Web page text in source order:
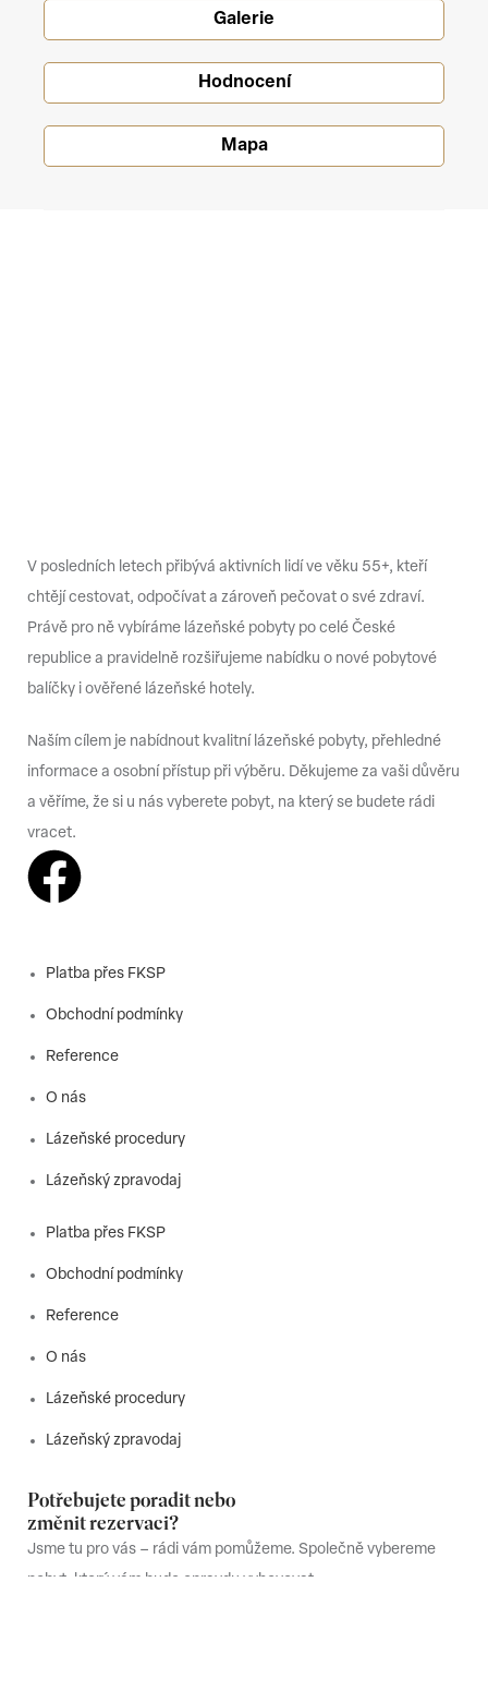
Galerie
Hodnocení
Mapa
V posledních letech přibývá aktivních lidí ve věku 55+, kteří
chtějí cestovat, odpočívat a zároveň pečovat o své zdraví.
Právě pro ně vybíráme lázeňské pobyty po celé České
republice a pravidelně rozšiřujeme nabídku o nové pobytové
balíčky i ověřené lázeňské hotely.
Naším cílem je nabídnout kvalitní lázeňské pobyty, přehledné
informace a osobní přístup při výběru. Děkujeme za vaši důvěru
a věříme, že si u nás vyberete pobyt, na který se budete rádi
vracet.
Platba přes FKSP
Obchodní podmínky
Reference
O nás
Lázeňské procedury
Lázeňský zpravodaj
Platba přes FKSP
Obchodní podmínky
Reference
O nás
Lázeňské procedury
Lázeňský zpravodaj
Potřebujete poradit nebo
změnit rezervaci?
Jsme tu pro vás – rádi vám pomůžeme. Společně vybereme
pobyt, který vám bude opravdu vyhovovat.